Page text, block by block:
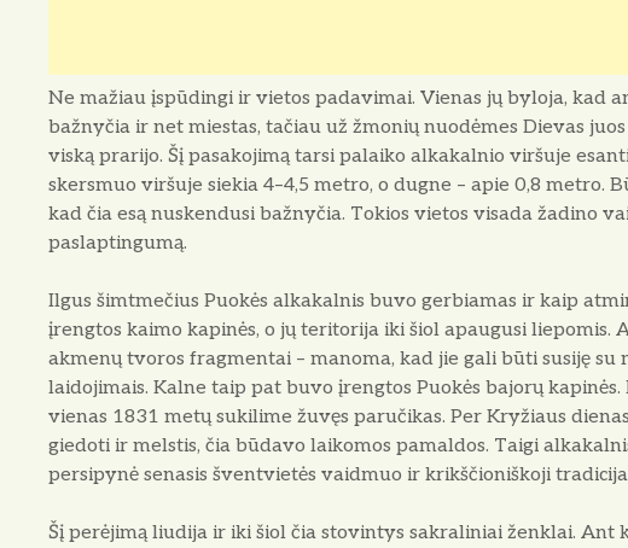
Ne mažiau įspūdingi ir vietos padavimai. Vienas jų byloja, kad
bažnyčia ir net miestas, tačiau už žmonių nuodėmes Dievas
viską prarijo. Šį pasakojimą tarsi palaiko alkakalnio viršuje
skersmuo viršuje siekia 4–4,5 metro, o dugne – apie 0,8 metro.
kad čia esą nuskendusi bažnyčia. Tokios vietos visada žadino
paslaptingumą.
Ilgus šimtmečius Puokės alkakalnis buvo gerbiamas ir kaip
įrengtos kaimo kapinės, o jų teritorija iki šiol apaugusi liepomis.
akmenų tvoros fragmentai – manoma, kad jie gali būti susiję su
laidojimais. Kalne taip pat buvo įrengtos Puokės bajorų
vienas 1831 metų sukilime žuvęs paručikas. Per Kryžiaus
giedoti ir melstis, čia būdavo laikomos pamaldos. Taigi
persipynė senasis šventvietės vaidmuo ir krikščioniškoji
Šį perėjimą liudija ir iki šiol čia stovintys sakraliniai ženklai. Ant